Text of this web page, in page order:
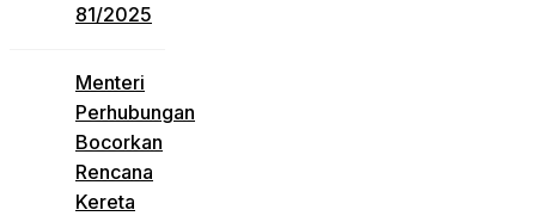
81/2025
Menteri
Perhubungan
Bocorkan
Rencana
Kereta